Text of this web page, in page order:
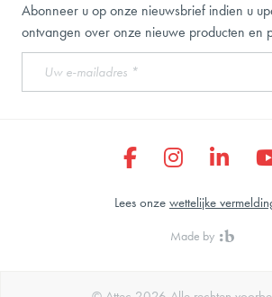
Abonneer u op onze nieuwsbrief indien u
ontvangen over onze nieuwe producten en
Made by
Lees onze wettelijke